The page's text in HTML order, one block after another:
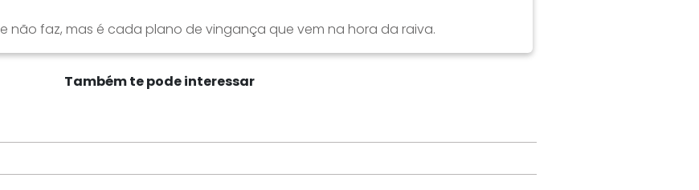
não faz, mas é cada plano de vingança que vem na hora da raiva.
Também te pode interessar